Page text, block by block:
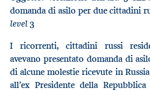
domanda di asilo per due cittadini
level3
I ricorrenti, cittadini russi
avevano presentato domanda di
di alcune molestie ricevute in
all’ex Presidente della